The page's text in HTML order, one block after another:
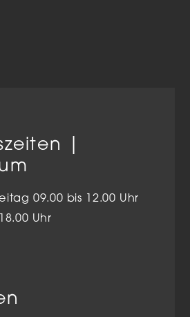
|
09.00 bis 12.00 Uhr
Uhr